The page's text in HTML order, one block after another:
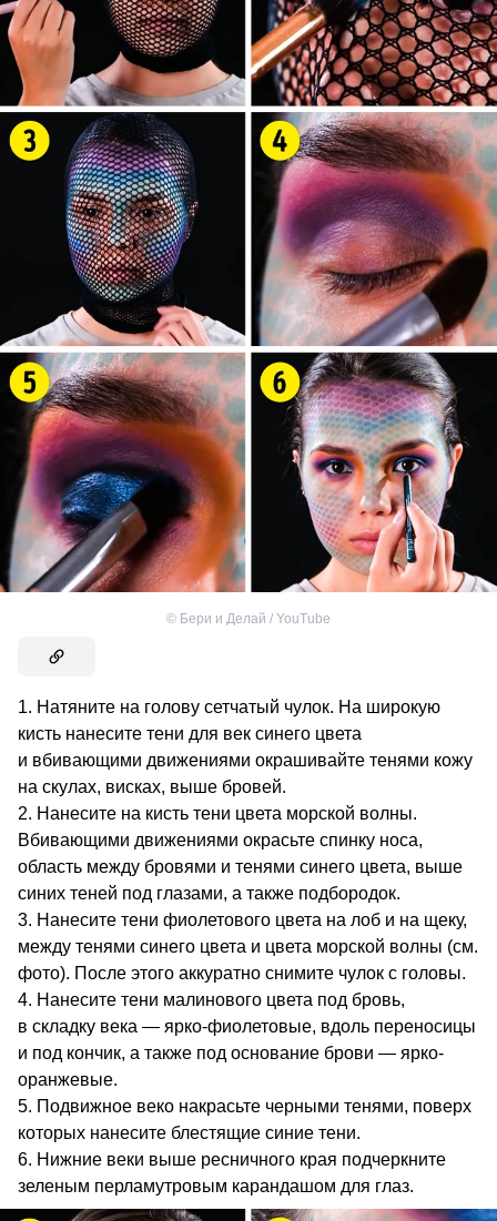
© Бери и Делай / YouTube
Натяните на голову сетчатый чулок. На широкую
кисть нанесите тени для век синего цвета
и вбивающими движениями окрашивайте тенями кожу
на скулах, висках, выше бровей.
Нанесите на кисть тени цвета морской волны.
Вбивающими движениями окрасьте спинку носа,
область между бровями и тенями синего цвета, выше
синих теней под глазами, а также подбородок.
Нанесите тени фиолетового цвета на лоб и на щеку,
между тенями синего цвета и цвета морской волны (см.
фото). После этого аккуратно снимите чулок с головы.
Нанесите тени малинового цвета под бровь,
в складку века — ярко-фиолетовые, вдоль переносицы
и под кончик, а также под основание брови — ярко-
оранжевые.
Подвижное веко накрасьте черными тенями, поверх
которых нанесите блестящие синие тени.
Нижние веки выше ресничного края подчеркните
зеленым перламутровым карандашом для глаз.